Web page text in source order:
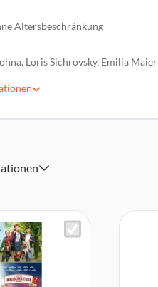
Altersbeschränkung
Loris Sichrovsky, Emilia Maier